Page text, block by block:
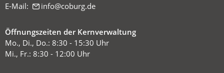
E-Mail:
info coburg de
Öffnungszeiten der Kernverwaltung
Mo., Di., Do.: 8:30 - 15:30 Uhr
Mi., Fr.: 8:30 - 12:00 Uhr